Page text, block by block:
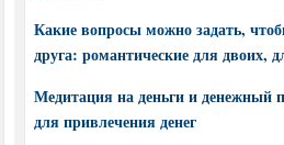
Какие вопросы можно задать,
друга: романтические для двоих,
Медитация на деньги и денежный
для привлечения денег